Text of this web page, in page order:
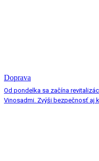
Doprava
Od pondelka sa začína
Vinosadmi. Zvýši bezpečnosť aj